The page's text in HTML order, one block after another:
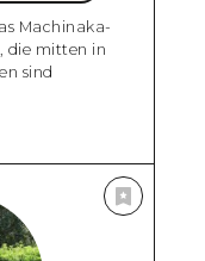
Machinaka-
die mitten in
sind